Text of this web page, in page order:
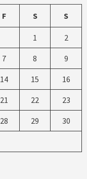
F S S
1 2
7 8 9
14 15 16
21 22 23
28 29 30